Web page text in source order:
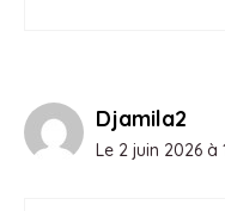
Djamila2
Le 2 juin 2026 à